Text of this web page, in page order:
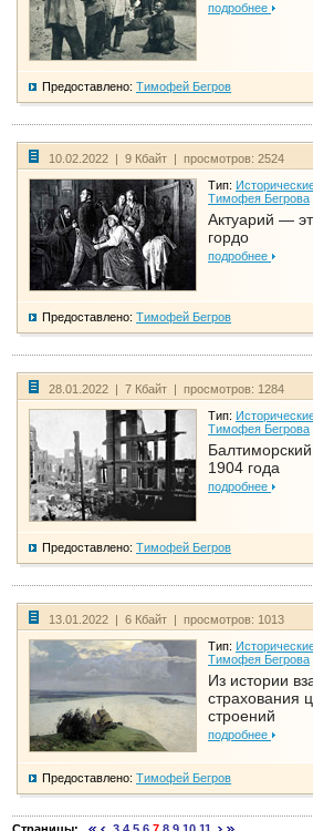
подробнее
Предоставлено: Тимофей Бегров
10.02.2022 | 9 Кбайт | просмотров: 2524
Тип:
Тимофея Бегрова
Актуарий —
гордо
подробнее
Предоставлено: Тимофей Бегров
28.01.2022 | 7 Кбайт | просмотров: 1284
Тип:
Тимофея Бегрова
1904 года
подробнее
Предоставлено: Тимофей Бегров
13.01.2022 | 6 Кбайт | просмотров: 1013
Тип:
Тимофея Бегрова
Из истории
страхования
строений
подробнее
Предоставлено: Тимофей Бегров